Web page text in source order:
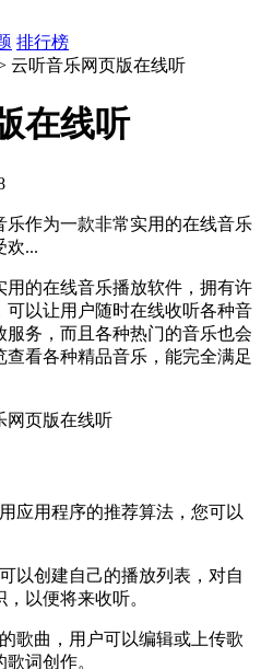
排行榜
云听音乐网页版在线听
在线听
乐作为一款非常实用的在线音乐
欢...
用的在线音乐播放软件，拥有许
以让用户随时在线收听各种音
务，而且各种热门的音乐也会
看各种精品音乐，能完全满足
应用程序的推荐算法，您可以
以创建自己的播放列表，对自
以便将来收听。
歌曲，用户可以编辑或上传歌
词创作。